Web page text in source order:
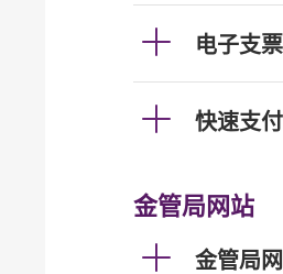
电子支票
快速支
金管局网站
金管局